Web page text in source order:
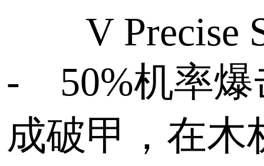
V Precise
- 50%机率爆
成破甲，在木